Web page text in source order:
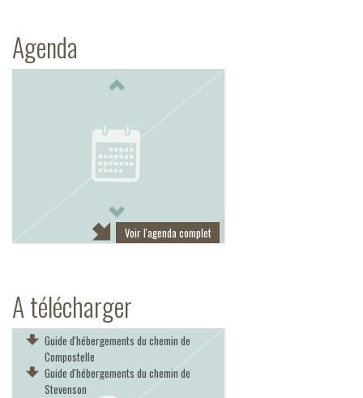
Agenda
Voir l'agenda complet
A télécharger
Guide d'hébergements du chemin de
Compostelle
Guide d'hébergements du chemin de
Stevenson